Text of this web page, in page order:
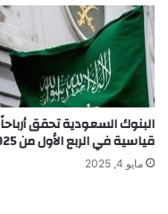
البنوك السعودية تحقق أرباحاً
قياسية في الربع الأول من 2025
مايو 4, 2025